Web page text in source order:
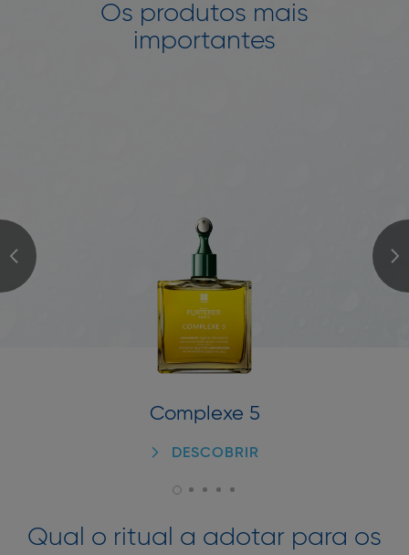
Os produtos mais
importantes
Complexe 5
DESCOBRIR
Qual o ritual a adotar para os